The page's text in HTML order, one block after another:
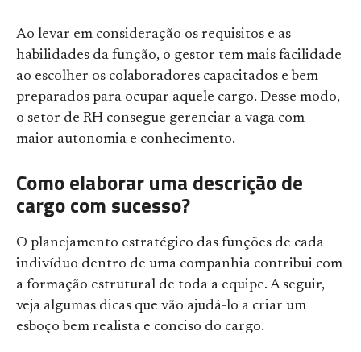
Ao levar em consideração os requisitos e as
habilidades da função, o gestor tem mais facilidade
ao escolher os colaboradores capacitados e bem
preparados para ocupar aquele cargo. Desse modo,
o setor de RH consegue gerenciar a vaga com
maior autonomia e conhecimento.
Como elaborar uma descrição de
cargo com sucesso?
O planejamento estratégico das funções de cada
indivíduo dentro de uma companhia contribui com
a formação estrutural de toda a equipe. A seguir,
veja algumas dicas que vão ajudá-lo a criar um
esboço bem realista e conciso do cargo.